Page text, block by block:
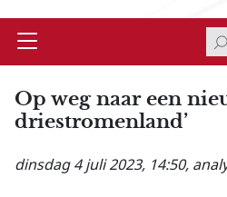
Open
Op weg naar een
driestromenland’
dinsdag 4 juli 2023, 14:50,